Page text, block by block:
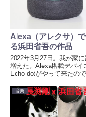
Alexa（アレクサ）
る浜田省吾の作品
2022年3月27日。我が家
増えた。Alexa搭載デバイ
Echo dotがやって来たの
ないのだけれど、デバイス
はAlexa（アレクサ）が存
る。Alexa（アレクサ）は
チャルア...
音楽